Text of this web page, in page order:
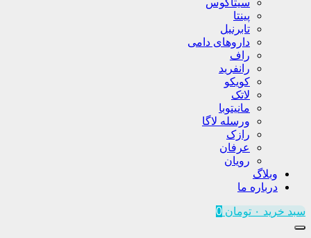
سیتاکوس
پینتا
تابرنیل
داروهای دامی
راف
رانفرید
کویکو
لاتک
مانیتوبا
ورسله لاگا
رازک
عرفان
رویان
وبلاگ
درباره ما
سبد خرید ۰ تومان 0